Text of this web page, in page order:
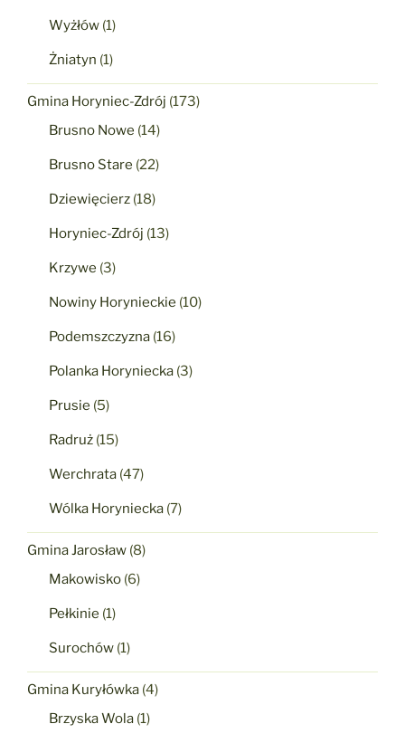
Wyżłów (1)
Żniatyn (1)
Gmina Horyniec-Zdrój (173)
Brusno Nowe (14)
Brusno Stare (22)
Dziewięcierz (18)
Horyniec-Zdrój (13)
Krzywe (3)
Nowiny Horynieckie (10)
Podemszczyzna (16)
Polanka Horyniecka (3)
Prusie (5)
Radruż (15)
Werchrata (47)
Wólka Horyniecka (7)
Gmina Jarosław (8)
Makowisko (6)
Pełkinie (1)
Surochów (1)
Gmina Kuryłówka (4)
Brzyska Wola (1)